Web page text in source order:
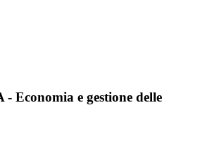
- Economia e gestione delle